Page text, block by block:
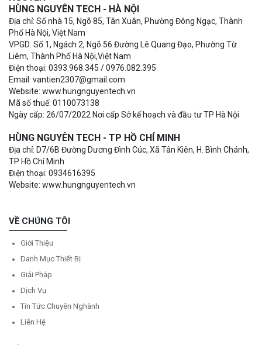
HÙNG NGUYÊN TECH - HÀ NỘI
Địa chỉ: Số nhà 15, Ngõ 85, Tân Xuân, Phường Đông Ngạc, Thành
Phố Hà Nội, Việt Nam
VPGD: Số 1, Ngách 2, Ngõ 56 Đường Lê Quang Đạo, Phường Từ
Liêm, Thành Phố Hà Nội,Việt Nam
Điện thoại: 0393.968.345 / 0976.082.395
Email: vantien2307@gmail.com
Website: www.hungnguyentech.vn
Mã số thuế: 0110073138
Ngày cấp: 26/07/2022 Nơi cấp Sở kế hoạch và đầu tư TP Hà Nội
HÙNG NGUYÊN TECH - TP HỒ CHÍ MINH
Địa chỉ: D7/6B Đường Dương Đình Cúc, Xã Tân Kiên, H. Bình Chánh,
TP Hồ Chí Minh
Điện thoại: 0934616395
Website: www.hungnguyentech.vn
VỀ CHÚNG TÔI
Giới Thiệu
Danh Mục Thiết Bị
Giải Pháp
Dịch Vụ
Tin Tức Chuyên Nghành
Liên Hệ